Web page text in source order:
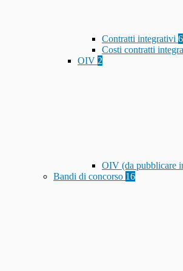
Contratti integrativi 6
Costi contratti
OIV 2
OIV (da pubblicare
Bandi di concorso 16